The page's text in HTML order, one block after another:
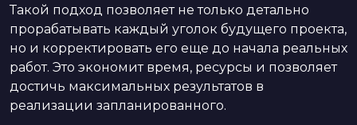
Такой подход позволяет не только детально
прорабатывать каждый уголок будущего проекта,
но и корректировать его еще до начала реальных
работ. Это экономит время, ресурсы и позволяет
достичь максимальных результатов в
реализации запланированного.